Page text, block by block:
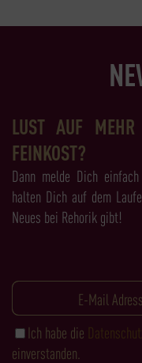
LUST AUF
FEINKOST?
Dann melde Dich
halten Dich auf dem
Neues bei Rehorik gibt!
Ich habe die
einverstanden.